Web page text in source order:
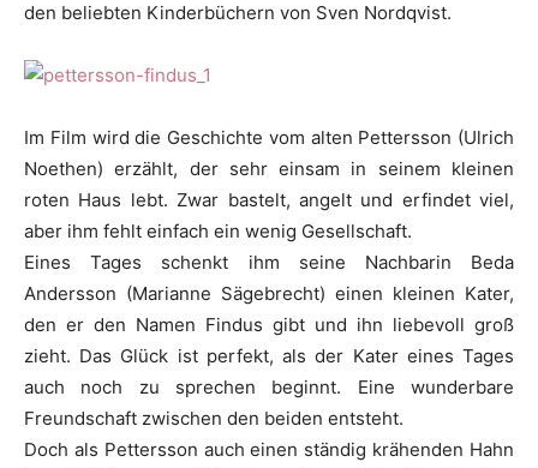
den beliebten Kinderbüchern von Sven Nordqvist.
Im Film wird die Geschichte vom alten Pettersson (Ulrich
Noethen) erzählt, der sehr einsam in seinem kleinen
roten Haus lebt. Zwar bastelt, angelt und erfindet viel,
aber ihm fehlt einfach ein wenig Gesellschaft.
Eines Tages schenkt ihm seine Nachbarin Beda
Andersson (Marianne Sägebrecht) einen kleinen Kater,
den er den Namen Findus gibt und ihn liebevoll groß
zieht. Das Glück ist perfekt, als der Kater eines Tages
auch noch zu sprechen beginnt. Eine wunderbare
Freundschaft zwischen den beiden entsteht.
Doch als Pettersson auch einen ständig krähenden Hahn